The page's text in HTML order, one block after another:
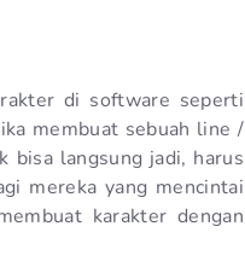
di software seperti
membuat sebuah line /
bisa langsung jadi, harus
mereka yang mencintai
karakter dengan